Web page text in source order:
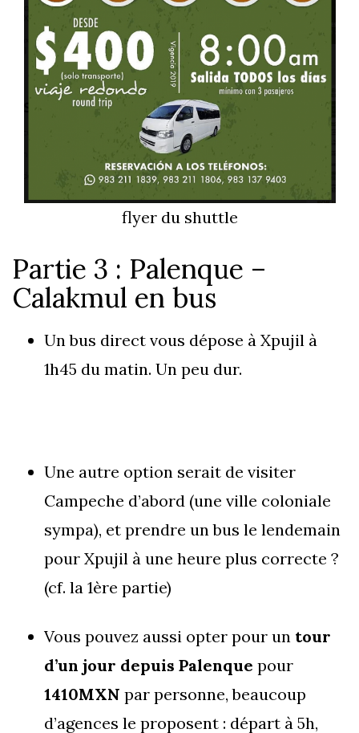
flyer du shuttle
Partie 3 : Palenque –
Calakmul en bus
Un bus direct vous dépose à Xpujil à
1h45 du matin. Un peu dur.
Une autre option serait de visiter
Campeche d’abord (une ville coloniale
sympa), et prendre un bus le lendemain
pour Xpujil à une heure plus correcte ?
(cf. la 1ère partie)
Vous pouvez aussi opter pour un tour
d’un jour depuis Palenque pour
1410MXN par personne, beaucoup
d’agences le proposent : départ à 5h,